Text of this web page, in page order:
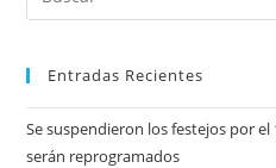
Entradas Recientes
Se suspendieron los festejos por el
serán reprogramados